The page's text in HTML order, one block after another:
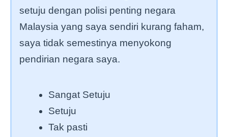
setuju dengan polisi penting negara
Malaysia yang saya sendiri kurang faham,
saya tidak semestinya menyokong
pendirian negara saya.
Sangat Setuju
Setuju
Tak pasti